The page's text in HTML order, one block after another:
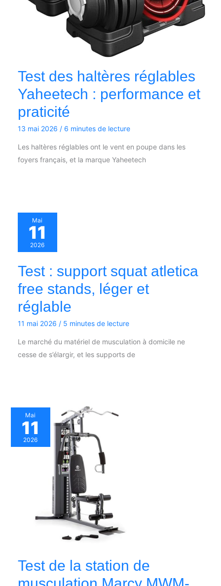
Test des haltères réglables
Yaheetech : performance et
praticité
13 mai 2026 / 6 minutes de lecture
Les haltères réglables ont le vent en poupe dans les
foyers français, et la marque Yaheetech
Mai
11
2026
Test : support squat atletica
free stands, léger et
réglable
11 mai 2026 / 5 minutes de lecture
Le marché du matériel de musculation à domicile ne
cesse de s’élargir, et les supports de
Mai
11
2026
Test de la station de